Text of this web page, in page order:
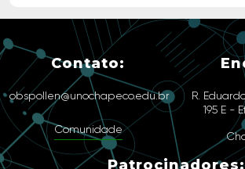
Contato:
obspollen@unochapeco.edu.br
Comunidade
R.
195 E -
Patrocinadores: